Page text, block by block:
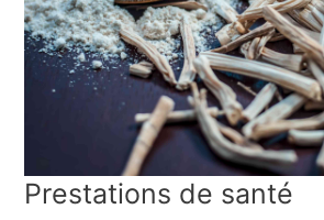
Prestations de santé